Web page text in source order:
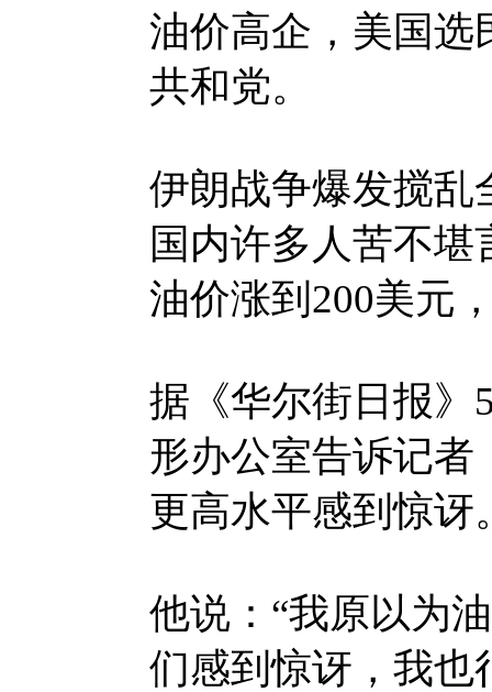
油价高企，美国选
共和党。
伊朗战争爆发搅乱
国内许多人苦不
油价涨到200美元
据《华尔街日报》
形办公室告诉记者
更高水平感到惊讶
他说：“我原以为
们感到惊讶，我也